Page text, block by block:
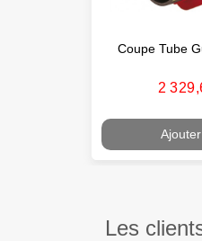
Coupe Tube
Prix
2
Les